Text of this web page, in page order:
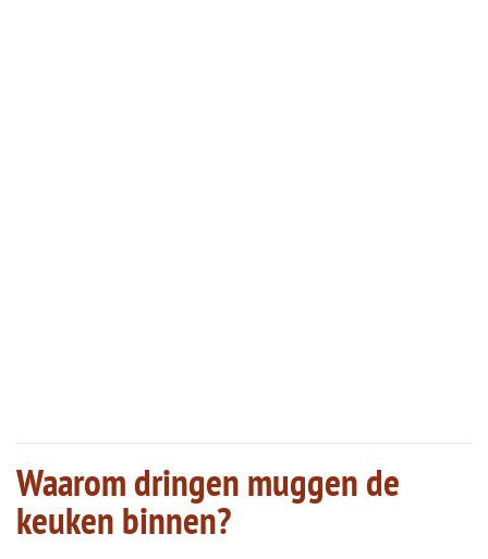
Waarom dringen muggen de
keuken binnen?